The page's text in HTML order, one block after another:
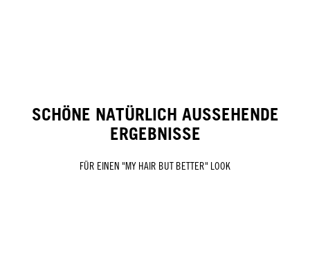
SCHÖNE NATÜRLICH AUSSEHENDE
ERGEBNISSE
FÜR EINEN "MY HAIR BUT BETTER" LOOK